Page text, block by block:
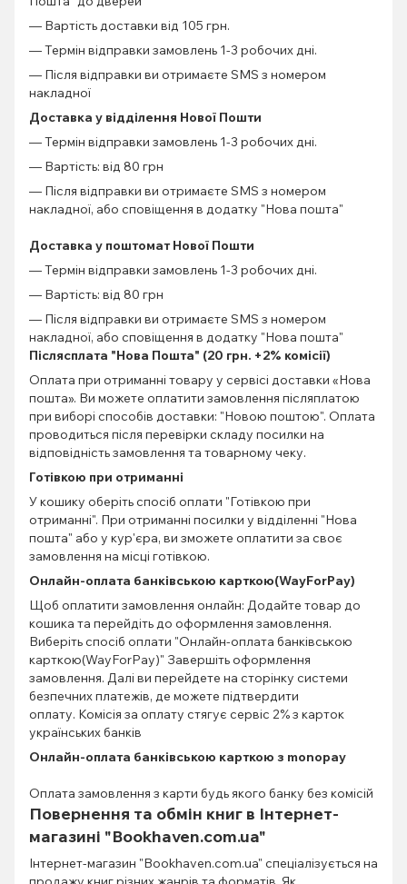
— Вартість доставки від 105 грн.
— Термін відправки замовлень 1-3 робочих дні.
— Після відправки ви отримаєте SMS з номером
накладної
Доставка у відділення Нової Пошти
— Термін відправки замовлень 1-3 робочих дні.
— Вартість: від 80 грн
— Після відправки ви отримаєте SMS з номером
накладної, або сповіщення в додатку "Нова пошта"
Доставка у поштомат Нової Пошти
— Термін відправки замовлень 1-3 робочих дні.
— Вартість: від 80 грн
— Після відправки ви отримаєте SMS з номером
накладної, або сповіщення в додатку "Нова пошта"
Післясплата "Нова Пошта" (20 грн. +2% комісії)
Оплата при отриманні товару у сервісі доставки «Нова
пошта». Ви можете оплатити замовлення післяплатою
при виборі способів доставки: "Новою поштою". Оплата
проводиться після перевірки складу посилки на
відповідність замовлення та товарному чеку.
Готівкою при отриманні
У кошику оберіть спосіб оплати "Готівкою при
отриманні". При отриманні посилки у відділенні "Нова
пошта" або у кур'єра, ви зможете оплатити за своє
замовлення на місці готівкою.
Онлайн-оплата банківською карткою(WayForPay)
Щоб оплатити замовлення онлайн: Додайте товар до
кошика та перейдіть до оформлення замовлення.
Виберіть спосіб оплати "Онлайн-оплата банківською
карткою(WayForPay)" Завершіть оформлення
замовлення. Далі ви перейдете на сторінку системи
безпечних платежів, де можете підтвердити
оплату. Комісія за оплату стягує сервіс 2% з карток
українських банків
Онлайн-оплата банківською карткою з monopay
Оплата замовлення з карти будь якого банку без комісій
Повернення та обмін книг в Інтернет-
магазині "Bookhaven.com.ua"
Інтернет-магазин "Bookhaven.com.ua" спеціалізується на